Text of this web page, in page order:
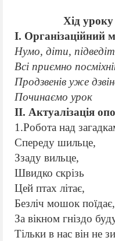
Хід уроку
I. Організаційний
Нумо, діти,
Всі приємно
Продзвенів уже
Починаємо урок
II. Актуалізація
1.Робота над
Спереду шильце,
Ззаду вильце,
Швидко скрізь
Цей птах літає,
Безліч мошок поїдає,
За вікном гніздо
Тільки в нас він не